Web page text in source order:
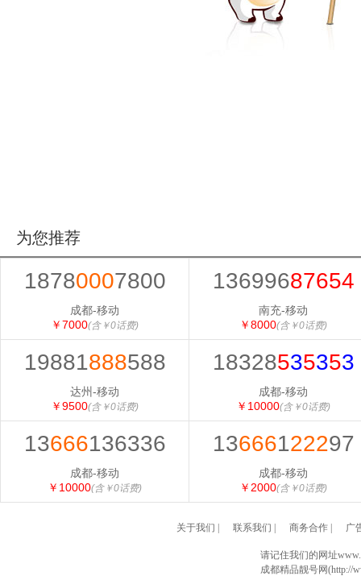
为您推荐
18780007800
成都-移动
￥7000(含￥0话费)
13699687654
南充-移动
￥8000(含￥0话费)
19881888588
达州-移动
￥9500(含￥0话费)
18328535353
成都-移动
￥10000(含￥0话费)
13666136336
成都-移动
￥10000(含￥0话费)
13666122297
成都-移动
￥2000(含￥0话费)
关于我们 联系我们 商务合作| 广
请记住我们的网址
成都精品靓号网(http://